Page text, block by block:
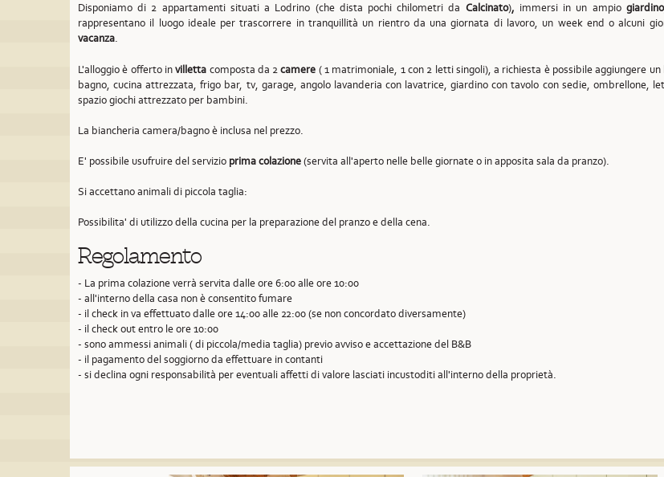
Disponiamo di 2 appartamenti situati a Lodrino (che dista pochi chilometri da Calcinato), immersi in un ampio giardino
rappresentano il luogo ideale per trascorrere in tranquillità un rientro da una giornata di lavoro, un week end o alcuni
vacanza.
L'alloggio è offerto invilletta composta da 2camere ( 1 matrimoniale, 1 con 2 letti singoli), a richiesta è possibile aggiungere
bagno, cucina attrezzata, frigo bar, tv, garage, angolo lavanderia con lavatrice, giardino con tavolo con sedie, ombrellone,
spazio giochi attrezzato per bambini.
La biancheria camera/bagno è inclusa nel prezzo.
E' possibile usufruire del servizio prima colazione(servita all'aperto nelle belle giornate o in apposita sala da pranzo).
Si accettano animali di piccola taglia:
Possibilita' di utilizzo della cucina per la preparazione del pranzo e della cena.
Regolamento
- La prima colazione verrà servita dalle ore 6:00 alle ore 10:00
- all'interno della casa non è consentito fumare
- il check in va effettuato dalle ore 14:00 alle 22:00 (se non concordato diversamente)
- il check out entro le ore 10:00
- sono ammessi animali ( di piccola/media taglia) previo avviso e accettazione del B&B
- il pagamento del soggiorno da effettuare in contanti
- si declina ogni responsabilità per eventuali affetti di valore lasciati incustoditi all'interno della proprietà.